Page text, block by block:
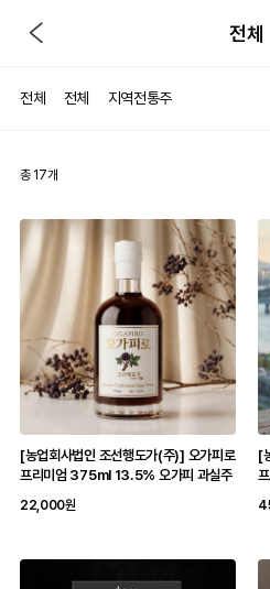
전체
전체 전체 지역전통주
총 17개
[농업회사법인 조선행도가(주)] 오가피로
프리미엄 375ml 13.5% 오가피 과실주
22,000원
[